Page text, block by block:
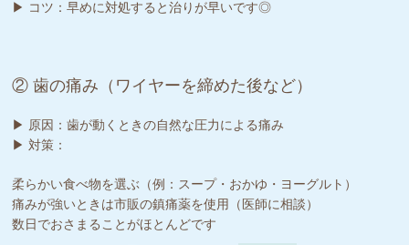
▶ コツ：早めに対処すると治りが早いです◎
② 歯の痛み（ワイヤーを締めた後など）
▶ 原因：歯が動くときの自然な圧力による痛み
▶ 対策：
柔らかい食べ物を選ぶ（例：スープ・おかゆ・ヨーグルト）
痛みが強いときは市販の鎮痛薬を使用（医師に相談）
数日でおさまることがほとんどです